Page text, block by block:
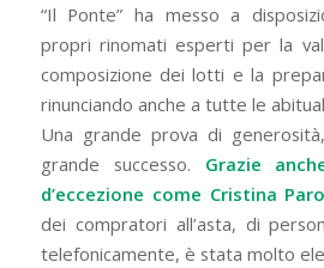
“Il Ponte” ha messo a
propri rinomati esperti per la
composizione dei lotti e la
rinunciando anche a tutte le
Una grande prova di
grande successo. Grazie
d’eccezione come Cristina
dei compratori all’asta, di
telefonicamente, è stata molto